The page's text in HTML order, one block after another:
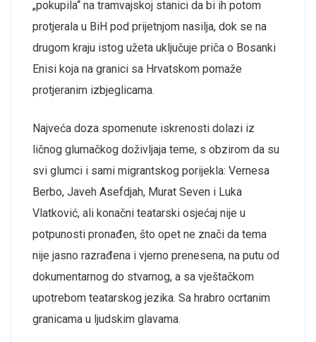
„pokupila“ na tramvajskoj stanici da bi ih potom
protjerala u BiH pod prijetnjom nasilja, dok se na
drugom kraju istog užeta uključuje priča o Bosanki
Enisi koja na granici sa Hrvatskom pomaže
protjeranim izbjeglicama.
Najveća doza spomenute iskrenosti dolazi iz
ličnog glumačkog doživljaja teme, s obzirom da su
svi glumci i sami migrantskog porijekla: Vernesa
Berbo, Javeh Asefdjah, Murat Seven i Luka
Vlatković, ali konačni teatarski osjećaj nije u
potpunosti pronađen, što opet ne znači da tema
nije jasno razrađena i vjerno prenesena, na putu od
dokumentarnog do stvarnog, a sa vještačkom
upotrebom teatarskog jezika. Sa hrabro ocrtanim
granicama u ljudskim glavama.